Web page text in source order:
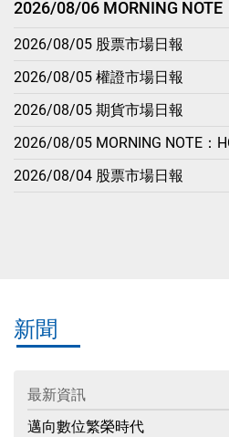
2026/08/06 MORNING NOTE
2026/08/05 股票市場日報
2026/08/05 權證市場日報
2026/08/05 期貨市場日報
2026/08/05 MORNING NOTE：
2026/08/04 股票市場日報
新聞
最新資訊
邁向數位繁榮時代